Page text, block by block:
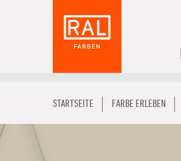
STARTSEITE FARBE ERLEBEN